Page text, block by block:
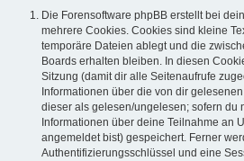
Die Forensoftware phpBB erstellt bei
mehrere Cookies. Cookies sind kleine
temporäre Dateien ablegt und die
Boards erhalten bleiben. In diesen
Sitzung (damit dir alle Seitenaufrufe
Informationen über die von dir
dieser als gelesen/ungelesen; sofern du
Informationen über deine Teilnahme an
angemeldet bist) gespeichert. Ferner
Authentifizierungsschlüssel und eine